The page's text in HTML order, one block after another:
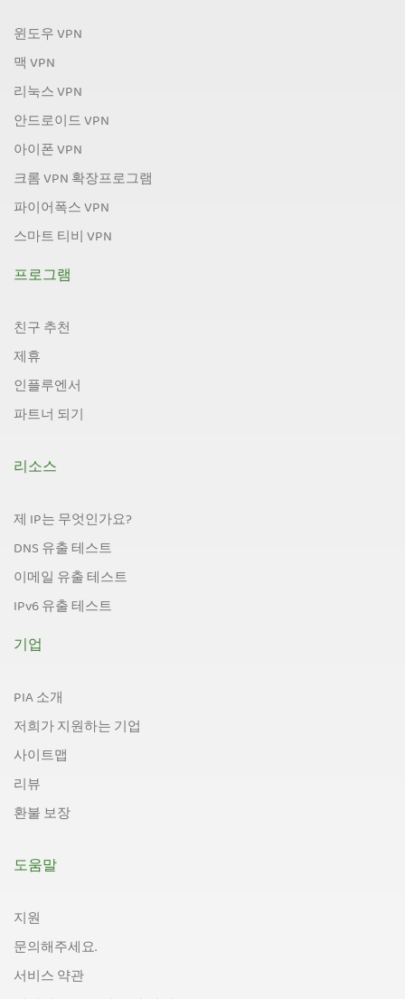
윈도우 VPN
맥 VPN
리눅스 VPN
안드로이드 VPN
아이폰 VPN
크롬 VPN 확장프로그램
파이어폭스 VPN
스마트 티비 VPN
프로그램
친구 추천
제휴
인플루엔서
파트너 되기
리소스
제 IP는 무엇인가요?
DNS 유출 테스트
이메일 유출 테스트
IPv6 유출 테스트
기업
PIA 소개
저희가 지원하는 기업
사이트맵
리뷰
환불 보장
도움말
지원
문의해주세요.
서비스 약관